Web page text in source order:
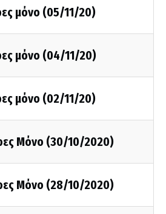
μόνο (05/11/20)
μόνο (04/11/20)
μόνο (02/11/20)
Μόνο (30/10/2020)
Μόνο (28/10/2020)